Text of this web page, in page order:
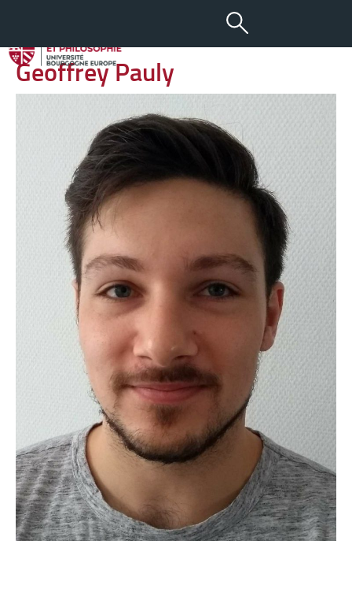
aA - +
09 SEP 2018
Geoffrey Pauly